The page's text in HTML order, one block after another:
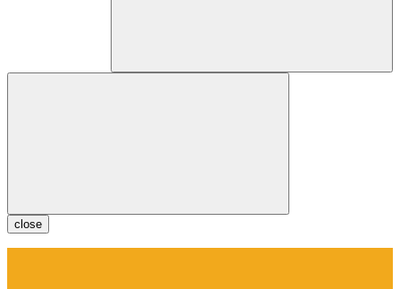
close